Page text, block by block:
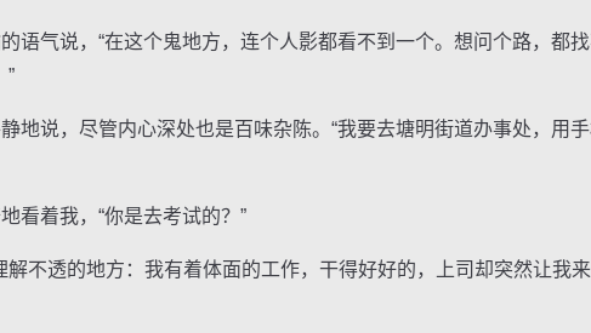
气说，“在这个鬼地方，连个人影都看不到一个。想问个路，都
”
说，尽管内心深处也是百味杂陈。“我要去塘明街道办事处，用
着我，“你是去考试的？”
透的地方：我有着体面的工作，干得好好的，上司却突然让我